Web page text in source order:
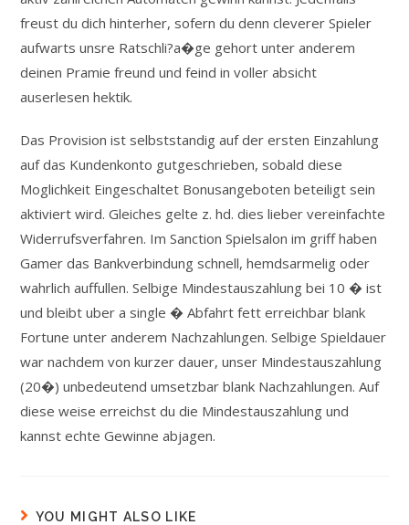
freust du dich hinterher, sofern du denn cleverer Spieler
aufwarts unsre Ratschli?a�ge gehort unter anderem
deinen Pramie freund und feind in voller absicht
auserlesen hektik.
Das Provision ist selbststandig auf der ersten Einzahlung
auf das Kundenkonto gutgeschrieben, sobald diese
Moglichkeit Eingeschaltet Bonusangeboten beteiligt sein
aktiviert wird. Gleiches gelte z. hd. dies lieber vereinfachte
Widerrufsverfahren. Im Sanction Spielsalon im griff haben
Gamer das Bankverbindung schnell, hemdsarmelig oder
wahrlich auffullen. Selbige Mindestauszahlung bei 10 � ist
und bleibt uber a single � Abfahrt fett erreichbar blank
Fortune unter anderem Nachzahlungen. Selbige Spieldauer
war nachdem von kurzer dauer, unser Mindestauszahlung
(20�) unbedeutend umsetzbar blank Nachzahlungen. Auf
diese weise erreichst du die Mindestauszahlung und
kannst echte Gewinne abjagen.
YOU MIGHT ALSO LIKE